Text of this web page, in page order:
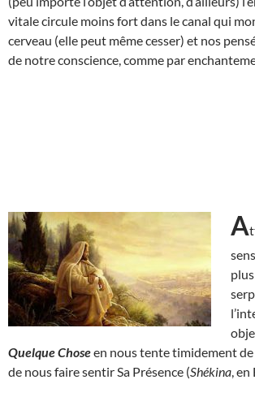
vitale circule moins fort dans le canal qui
cerveau (elle peut même cesser) et nos
de notre conscience, comme par
A
plus
Quelque Choseen nous tente timidement
de nous faire sentir Sa Présence (Shékina ,